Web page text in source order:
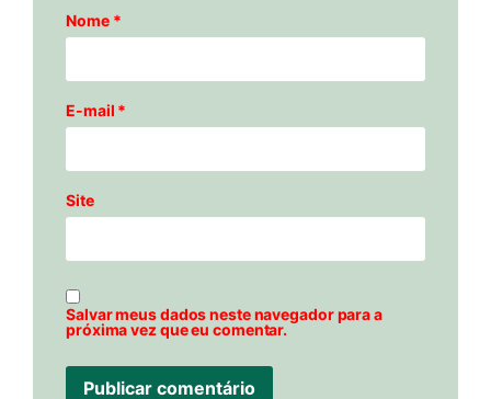
Nome *
E-mail *
Site
Salvar meus dados neste navegador para a
próxima vez que eu comentar.